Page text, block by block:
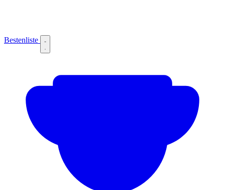
Bestenliste